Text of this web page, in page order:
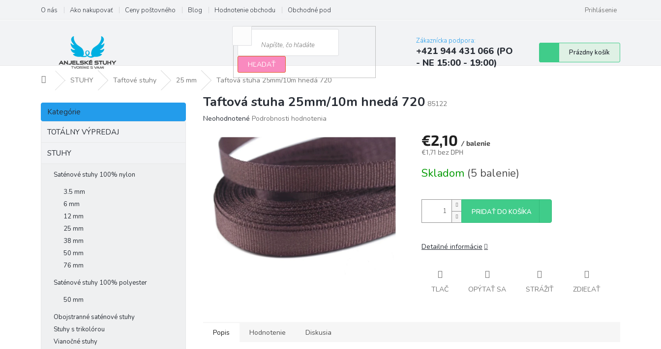
obsah
O nás Ako nakupovať Ceny poštovného Blog Hodnotenie obchodu Obchodné podmienky Najčastejšie otázky a odpovede
Prihlásenie
HĽADAŤ
Zákaznícka podpora:
+421 944 431 066 (PO
- NE 15:00 - 19:00)
Nákupný
košík
Prázdny košík
DomovSTUHY Taftové stuhy 25 mm Taftová stuha 25mm/10m hnedá 720
B
č
Preskočiť
kategórie
Kategórie
TOTÁLNY VÝPREDAJ
STUHY
Saténové stuhy 100% nylon
3.5 mm
6 mm
12 mm
25 mm
38 mm
50 mm
76 mm
Saténové stuhy 100% polyester
50 mm
Obojstranné saténové stuhy
Stuhy s trikolórou
Vianočné stuhy
Taftová stuha 25mm/10m hnedá 720 85122
Priemerné
produktu
hviezdičiek.
Neohodnotené Podrobnosti hodnotenia
€2,10 / balenie
€1,71 bez DPH
cena:
Skladom (5 balenie)
PRIDAŤ DO KOŠÍKA
Detailné informácie
TLAČ OPÝTAŤ SA STRÁŽIŤ ZDIEĽAŤ
Popis Hodnotenie Diskusia